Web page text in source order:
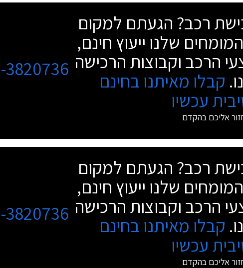
רכב? הגעתם למקום
שלנו ייעוץ חינם,
הרכב וקבוצות הרכישה
קבלו מאיתנו בחינם
עכשיו
אליכם בהקדם
3820736
רכב? הגעתם למקום
שלנו ייעוץ חינם,
הרכב וקבוצות הרכישה
קבלו מאיתנו בחינם
עכשיו
אליכם בהקדם
3820736